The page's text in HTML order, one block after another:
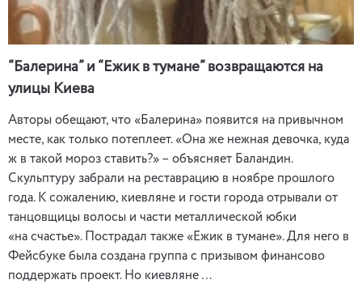
“Балерина” и “Ежик в тумане” возвращаются на
улицы Киева
Авторы обещают, что «Балерина» появится на привычном
месте, как только потеплеет. «Она же нежная девочка, куда
ж в такой мороз ставить?» – объясняет Баландин.
Скульптуру забрали на реставрацию в ноябре прошлого
года. К сожалению, киевляне и гости города отрывали от
танцовщицы волосы и части металлической юбки
«на счастье». Пострадал также «Ежик в тумане». Для него в
Фейсбуке была создана группа с призывом финансово
поддержать проект. Но киевляне …